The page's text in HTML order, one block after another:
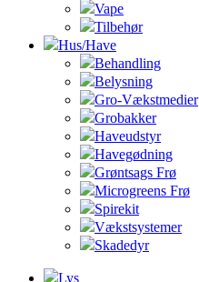
Vape
Tilbehør
Hus/Have
Behandling
Belysning
Gro-Vækstmedier
Grobakker
Haveudstyr
Havegødning
Grøntsags Frø
Microgreens Frø
Spirekit
Vækstsystemer
Skadedyr
Lys